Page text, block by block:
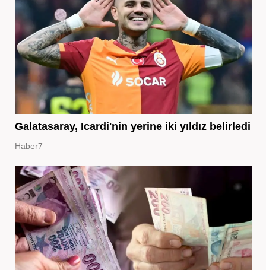
Galatasaray, Icardi'nin yerine iki yıldız belirledi
Haber7